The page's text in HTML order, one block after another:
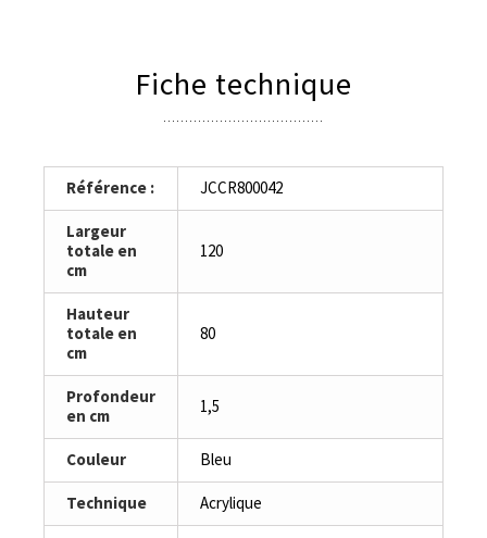
Fiche technique
Référence : JCCR800042
Largeur
totale en
cm
120
Hauteur
totale en
cm
80
Profondeur
en cm
1,5
Couleur Bleu
Technique Acrylique